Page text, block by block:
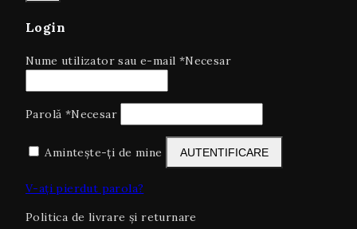
Login
Nume utilizator sau e-mail *Necesar
Parolă *Necesar
Amintește-ți de mine AUTENTIFICARE
V-ați pierdut parola?
Politica de livrare și returnare